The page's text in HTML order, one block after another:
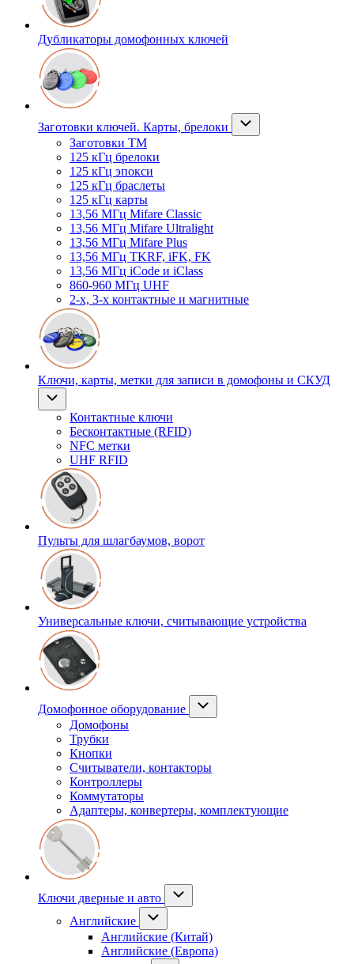
Дубликаторы домофонных ключей
Заготовки ключей. Карты, брелоки
Заготовки ТМ
125 кГц брелоки
125 кГц эпокси
125 кГц браслеты
125 кГц карты
13,56 МГц Mifare Classic
13,56 МГц Mifare Ultralight
13,56 МГц Mifare Plus
13,56 МГц TKRF, iFK, FK
13,56 МГц iCode и iClass
860-960 МГц UHF
2-х, 3-х контактные и магнитные
Ключи, карты, метки для записи в домофоны и СКУД
Контактные ключи
Бесконтактные (RFID)
NFC метки
UHF RFID
Пульты для шлагбаумов, ворот
Универсальные ключи, считывающие устройства
Домофонное оборудование
Домофоны
Трубки
Кнопки
Считыватели, контакторы
Контроллеры
Коммутаторы
Адаптеры, конвертеры, комплектующие
Ключи дверные и авто
Английские
Английские (Китай)
Английские (Европа)